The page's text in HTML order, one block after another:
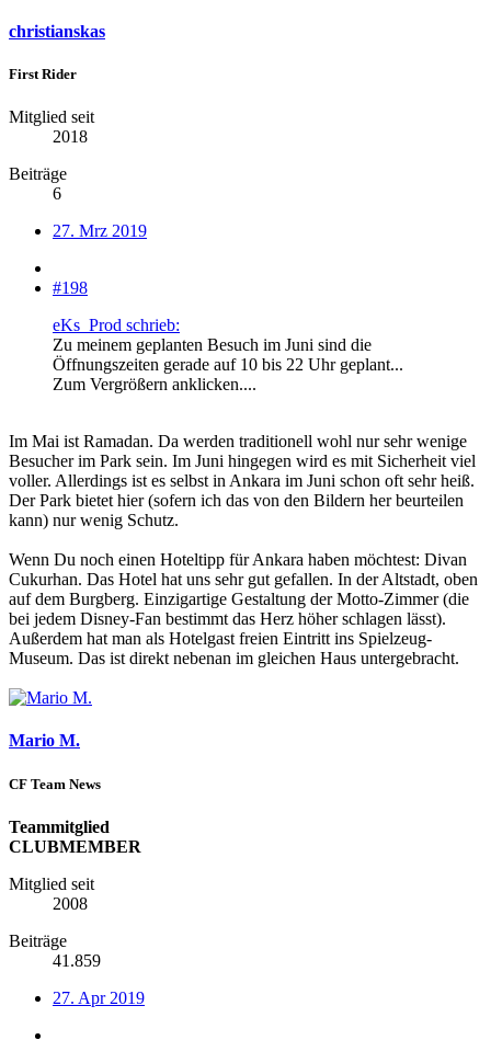
christianskas
First Rider
Mitglied seit
2018
Beiträge
6
27. Mrz 2019
#198
eKs_Prod schrieb:
Zu meinem geplanten Besuch im Juni sind die
Öffnungszeiten gerade auf 10 bis 22 Uhr geplant...
Zum Vergrößern anklicken....
Im Mai ist Ramadan. Da werden traditionell wohl nur sehr wenige
Besucher im Park sein. Im Juni hingegen wird es mit Sicherheit viel
voller. Allerdings ist es selbst in Ankara im Juni schon oft sehr heiß.
Der Park bietet hier (sofern ich das von den Bildern her beurteilen
kann) nur wenig Schutz.
Wenn Du noch einen Hoteltipp für Ankara haben möchtest: Divan
Cukurhan. Das Hotel hat uns sehr gut gefallen. In der Altstadt, oben
auf dem Burgberg. Einzigartige Gestaltung der Motto-Zimmer (die
bei jedem Disney-Fan bestimmt das Herz höher schlagen lässt).
Außerdem hat man als Hotelgast freien Eintritt ins Spielzeug-
Museum. Das ist direkt nebenan im gleichen Haus untergebracht.
Mario M.
CF Team News
Teammitglied
CLUBMEMBER
Mitglied seit
2008
Beiträge
41.859
27. Apr 2019